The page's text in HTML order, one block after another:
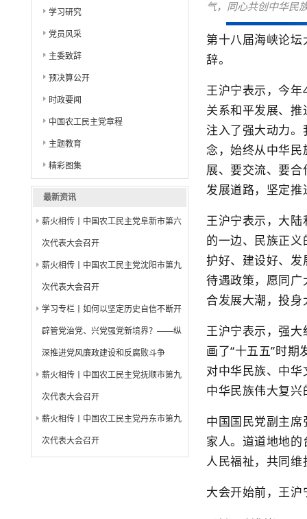
学习研究
党员风采
主委致辞
预决算公开
时政要闻
中国农工民主党章程
主题教育
精彩图集
最新资讯
薪火相传丨中国农工民主党阜新市第六
次代表大会召开
薪火相传丨中国农工民主党沈阳市第九
次代表大会召开
学习专栏丨如何以坚定历史自信不断开
辟管党治党、兴党强党新境界？——纵
深推进党风廉政建设和反腐败斗争
薪火相传丨中国农工民主党抚顺市第九
次代表大会召开
薪火相传丨中国农工民主党丹东市第九
次代表大会召开
气，同心共创中华民
第十八届海峡论
辞。
王沪宁表示，今
关系和平发展、
注入了强大动力
念，始终从中华
展、要交流、要
发展道路，坚定
王沪宁表示，大
的一边、民族正
护好、建设好、发
待遇政策，愿同
合发展大潮，投
王沪宁表示，强
画了“十五五”时
对中华民族、中
中华民族伟大复
中国国民党副主
家人。道道地地
人民福祉，共同
大会开始前，王